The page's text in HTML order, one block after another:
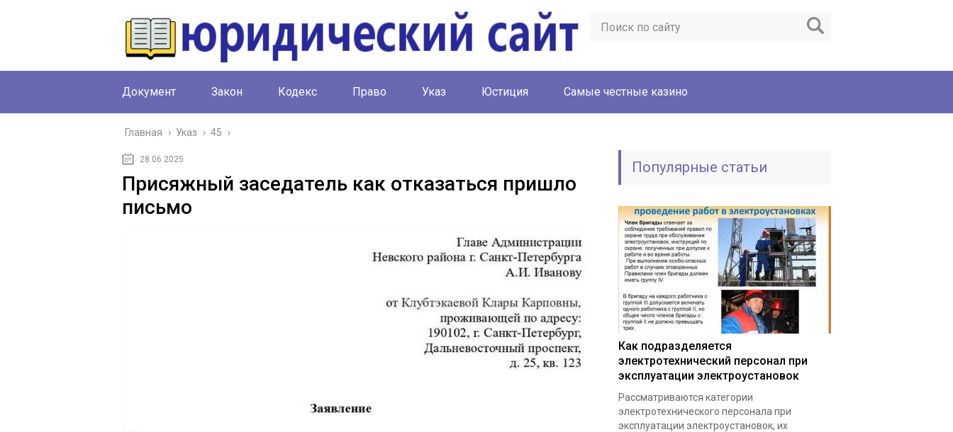
Документ Закон Кодекс Право Указ Юстиция Cамые честные казино
Главная › Указ › 45 ›
28.06.2025
Присяжный заседатель как отказаться пришло
письмо
Популярные статьи
Как подразделяется
электротехнический персонал при
эксплуатации электроустановок
Рассматриваются категории
электротехнического персонала при
эксплуатации электроустановок, их